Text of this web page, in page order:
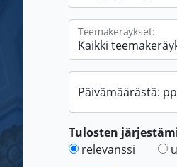
Teemakeräykset:
Päivämäärästä:
Tulosten
relevanssi